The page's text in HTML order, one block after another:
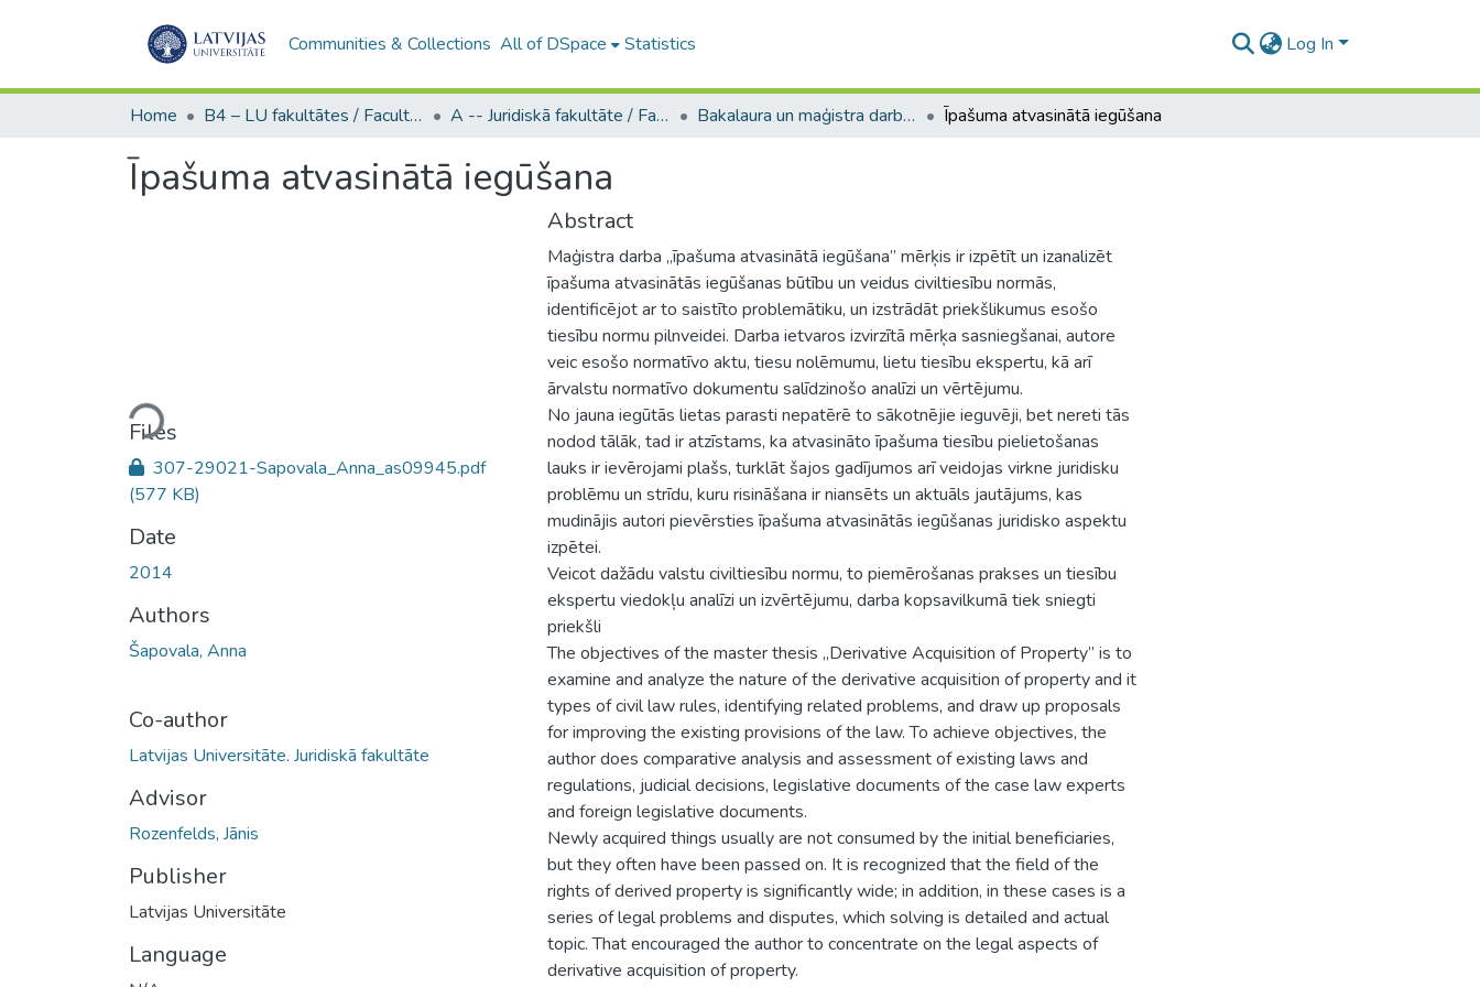
Communities & Collections All of DSpace Statistics Log In
Home B4 – LU fakultātes / Faculties of the UL A -- Juridiskā fakultāte / Faculty of Law Bakalaura un maģistra darbi (JF) / Bachelor's and Master's theses Īpašuma atvasinātā iegūšana
Īpašuma atvasinātā iegūšana
Loading...
Files
307-29021-Sapovala_Anna_as09945.pdf
(577 KB)
Date
2014
Authors
Šapovala, Anna
Co-author
Latvijas Universitāte. Juridiskā fakultāte
Advisor
Rozenfelds, Jānis
Publisher
Latvijas Universitāte
Language
Abstract
Maģistra darba „īpašuma atvasinātā iegūšana” mērķis ir izpētīt un izanalizēt
īpašuma atvasinātās iegūšanas būtību un veidus civiltiesību normās,
identificējot ar to saistīto problemātiku, un izstrādāt priekšlikumus esošo
tiesību normu pilnveidei. Darba ietvaros izvirzītā mērķa sasniegšanai, autore
veic esošo normatīvo aktu, tiesu nolēmumu, lietu tiesību ekspertu, kā arī
ārvalstu normatīvo dokumentu salīdzinošo analīzi un vērtējumu.
No jauna iegūtās lietas parasti nepatērē to sākotnējie ieguvēji, bet nereti tās
nodod tālāk, tad ir atzīstams, ka atvasināto īpašuma tiesību pielietošanas
lauks ir ievērojami plašs, turklāt šajos gadījumos arī veidojas virkne juridisku
problēmu un strīdu, kuru risināšana ir niansēts un aktuāls jautājums, kas
mudinājis autori pievērsties īpašuma atvasinātās iegūšanas juridisko aspektu
izpētei.
Veicot dažādu valstu civiltiesību normu, to piemērošanas prakses un tiesību
ekspertu viedokļu analīzi un izvērtējumu, darba kopsavilkumā tiek sniegti
priekšli
The objectives of the master thesis „Derivative Acquisition of Property” is to
examine and analyze the nature of the derivative acquisition of property and it
types of civil law rules, identifying related problems, and draw up proposals
for improving the existing provisions of the law. To achieve objectives, the
author does comparative analysis and assessment of existing laws and
regulations, judicial decisions, legislative documents of the case law experts
and foreign legislative documents.
Newly acquired things usually are not consumed by the initial beneficiaries,
but they often have been passed on. It is recognized that the field of the
rights of derived property is significantly wide; in addition, in these cases is a
series of legal problems and disputes, which solving is detailed and actual
topic. That encouraged the author to concentrate on the legal aspects of
derivative acquisition of property.